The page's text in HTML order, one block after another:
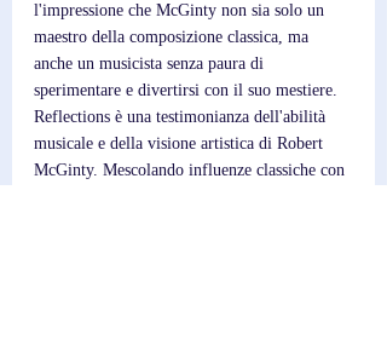
l'impressione che McGinty non sia solo un
maestro della composizione classica, ma
anche un musicista senza paura di
sperimentare e divertirsi con il suo mestiere.
Reflections è una testimonianza dell'abilità
musicale e della visione artistica di Robert
McGinty. Mescolando influenze classiche con